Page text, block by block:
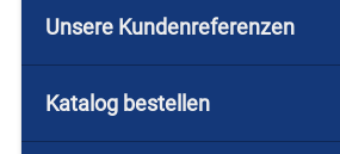
Unsere Kundenreferenzen
Katalog bestellen